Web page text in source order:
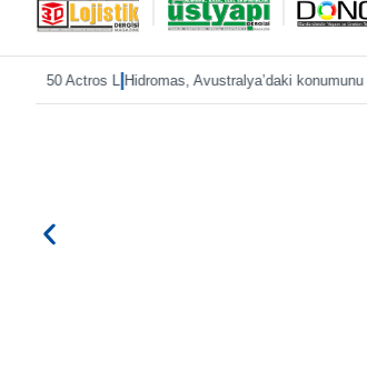
Hidromas, Avustralya’daki konumunu güçlendiriyor